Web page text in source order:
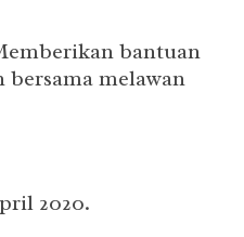
bantuan
bersama melawan
2020.